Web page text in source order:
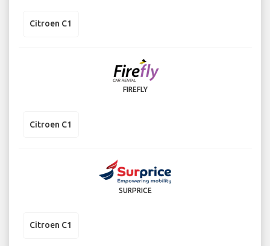
Citroen C1
FIREFLY
Citroen C1
SURPRICE
Citroen C1